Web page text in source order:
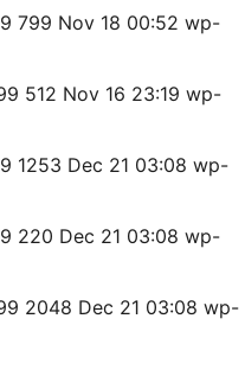
799 Nov 18 00:52 wp-
512 Nov 16 23:19 wp-
1253 Dec 21 03:08 wp-
220 Dec 21 03:08 wp-
2048 Dec 21 03:08 wp-